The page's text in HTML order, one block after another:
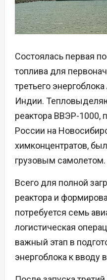
Состоялась первая
топлива для
третьего
Индии.
реактора ВВЭР-1000,
России на
химконцентратов,
грузовым самолетом.
Всего для полной
реактора и
потребуется семь
логистическая
важный этап в
энергоблока к вводу